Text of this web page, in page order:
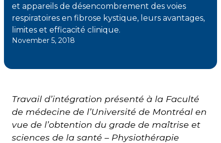
et appareils de désencombrement des voies
respiratoires en fibrose kystique, leurs avantages,
limites et efficacité clinique.
November 5, 2018
Travail d’intégration présenté à la Faculté
de médecine de l’Université de Montréal en
vue de l’obtention du grade de maîtrise et
sciences de la santé – Physiothérapie
nouveautés.
Prénom
Lien
la
*